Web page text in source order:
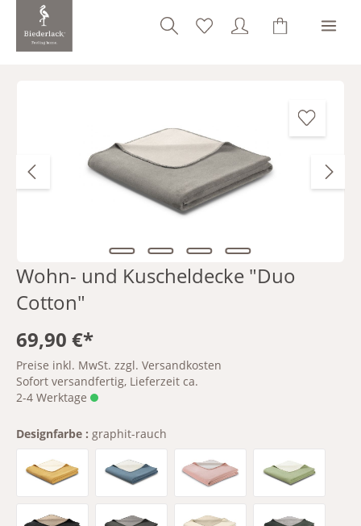
springen
Wohn- und Kuscheldecke "Duo
Cotton"
69,90 €*
Preise inkl. MwSt. zzgl. Versandkosten
Sofort versandfertig, Lieferzeit ca.
2-4 Werktage
Designfarbe : graphit-rauch
Antique-Ecru Blue Heaven-EcruLotus-Ice Mint-Ecru